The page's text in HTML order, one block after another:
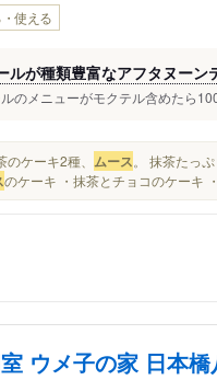
使える
ルが種類豊富なアフタヌーン
のメニューがモクテル含めたら
ケーキ2種、 ムース。 抹茶たっ
のケーキ ・抹茶とチョコのケーキ
ウメ子の家 日本